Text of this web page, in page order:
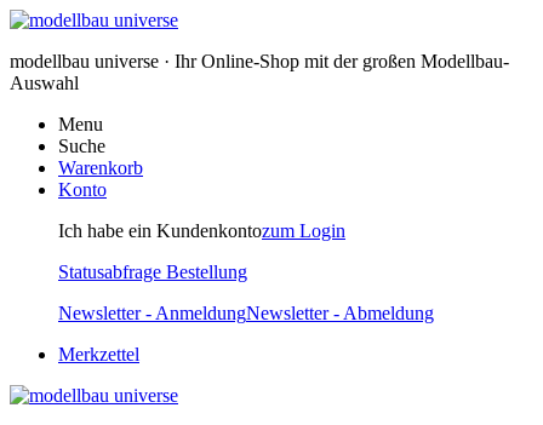
modellbau universe · Ihr Online-Shop mit der großen Modellbau-
Auswahl
Menu
Suche
Warenkorb
Konto
Ich habe ein Kundenkontozum Login
Statusabfrage Bestellung
Newsletter - AnmeldungNewsletter - Abmeldung
Merkzettel